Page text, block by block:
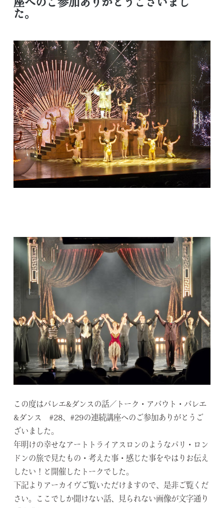
座へのご参加ありがとうございまし
た。
この度はバレエ&ダンスの話／トーク・アバウト・バレエ
&ダンス #28、#29の連続講座へのご参加ありがとうご
ざいました。
年明けの幸せなアートトライアスロンのようなパリ・ロン
ドンの旅で見たもの・考えた事・感じた事をやはりお伝え
したい！と開催したトークでした。
下記よりアーカイヴご覧いただけますので、是非ご覧くだ
さい。ここでしか聞けない話、見られない画像が文字通り